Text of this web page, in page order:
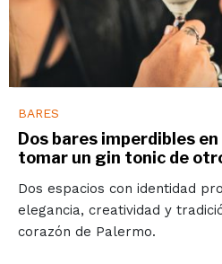
BARES
Dos bares imperdibles
tomar un gin tonic de
Dos espacios con identidad
elegancia, creatividad y
corazón de Palermo.